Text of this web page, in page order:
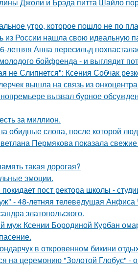
утро, которое пошло не по
России нашла свою идеальную
летняя Анна пересильд
бойфренда - и выглядит
не Слипнется": Ксения Собчак
вышла на связь из
вызвал бурное
за миллион.
обидные слова, после которой
Пермякова показала
такая дорогая?
эмоции.
пост ректора школы -
- 48-летняя телеведущая Анфиса
златопольского.
Ксении Бородиной Курбан
в откровенном бикини
на церемонию "Золотой Глобус" -